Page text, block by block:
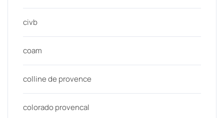
civb
coam
colline de provence
colorado provencal